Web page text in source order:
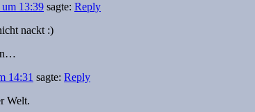
13:39 sagte: Reply
nackt :)
14:31 sagte: Reply
Welt.